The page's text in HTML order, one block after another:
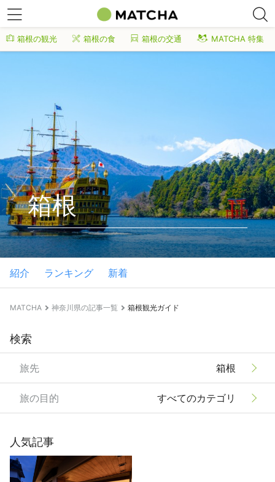
箱根の観光 箱根の食 箱根の交通 MATCHA 特集
箱根
紹介 ランキング 新着
MATCHA 神奈川県の記事一覧 箱根観光ガイド
検索
旅先 箱根
旅の目的 すべてのカテゴリ
人気記事